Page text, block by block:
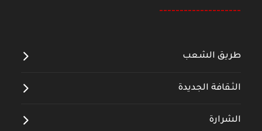
--------------------
طريق الشعب
الثقافة الجديدة
الشرارة